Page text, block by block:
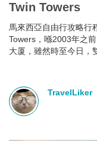
Twin Towers
馬來西亞自由行攻略行
Towers，喺2003年之
大厦，雖然時至今日，
TravelLiker